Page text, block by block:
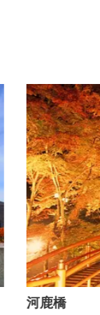
河鹿橋